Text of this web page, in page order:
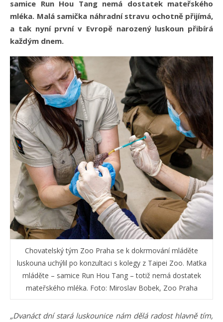
samice Run Hou Tang nemá dostatek mateřského
mléka. Malá samička náhradní stravu ochotně přijímá,
a tak nyní první v Evropě narozený luskoun přibírá
každým dnem.
Chovatelský tým Zoo Praha se k dokrmování mláděte
luskouna uchýlil po konzultaci s kolegy z Taipei Zoo. Matka
mláděte – samice Run Hou Tang – totiž nemá dostatek
mateřského mléka. Foto: Miroslav Bobek, Zoo Praha
„Dvanáct dní stará luskounice nám dělá radost hlavně tím,